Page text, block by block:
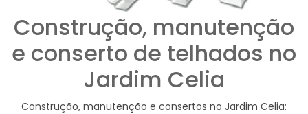
Construção, manutenção
e conserto de telhados no
Jardim Celia
Construção, manutenção e consertos no Jardim Celia: